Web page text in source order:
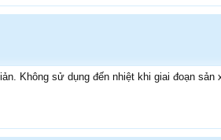
Không sử dụng đến nhiệt khi giai đoạn